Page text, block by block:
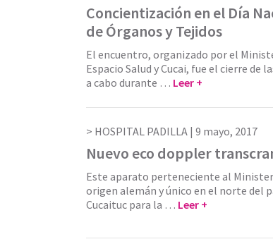
Concientización en el Día
de Órganos y Tejidos
El encuentro, organizado por el
Espacio Salud y Cucai, fue el cierre de
a cabo durante … Leer +
HOSPITAL PADILLA | 9 mayo, 2017
Nuevo eco doppler
Este aparato perteneciente al
origen alemán y único en el norte del
Cucaituc para la … Leer +